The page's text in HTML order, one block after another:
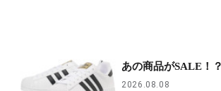
あの商品がSALE！？
2026.08.08